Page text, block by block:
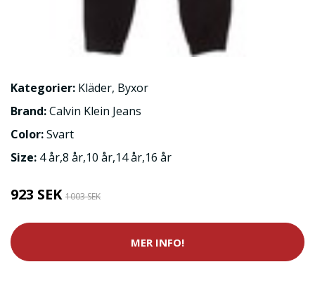
Kategorier: Kläder, Byxor
Brand:Calvin Klein Jeans
Color:Svart
Size: 4 år,8 år,10 år,14 år,16 år
923 SEK 1003 SEK
MER INFO!